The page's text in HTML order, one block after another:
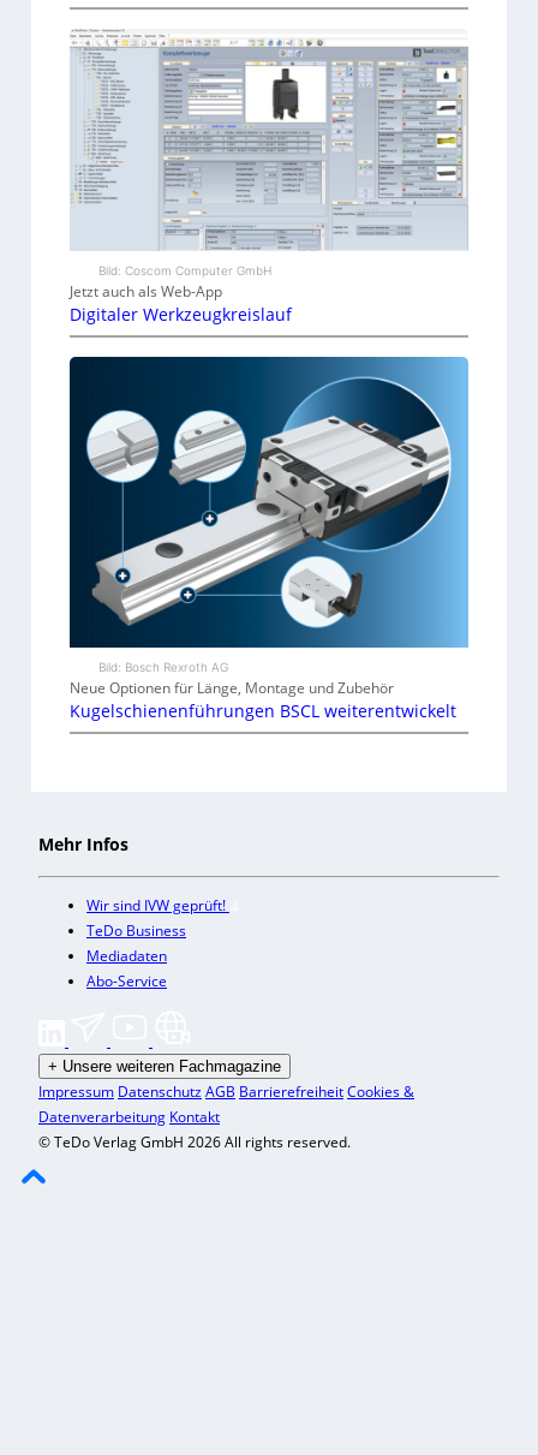
Bild: Coscom Computer GmbH
Jetzt auch als Web-App
Digitaler Werkzeugkreislauf
Bild: Bosch Rexroth AG
Neue Optionen für Länge, Montage und Zubehör
Kugelschienenführungen BSCL weiterentwickelt
Mehr Infos
Wir sind IVW geprüft!
TeDo Business
Mediadaten
Abo-Service
+ Unsere weiteren Fachmagazine
Impressum DatenschutzAGB BarrierefreiheitCookies &
Datenverarbeitung Kontakt
© TeDo Verlag GmbH 2026 All rights reserved.